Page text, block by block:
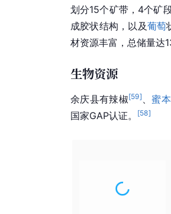
划分15个矿带，4个矿
成胶状结构，以及葡萄
材资源丰富，总储量达
生物资源
余庆县有辣椒[59] 、蜜
国家GAP认证。
[58]